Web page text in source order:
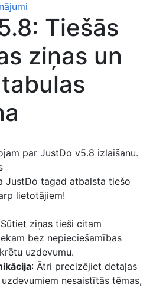
Tiešās
ziņas un
par JustDo v5.8 izlaišanu.
JustDo tagad atbalsta tiešo
lietotājiem!
ziņas tieši citam
bez nepieciešamības
uzdevumu.
: Ātri precizējiet detaļas
nesaistītās tēmas,